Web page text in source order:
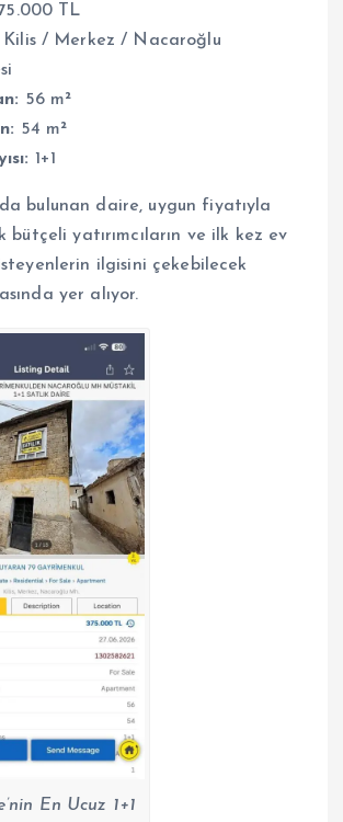
TL
Kilis / Merkez / Nacaroğlu
56 m²
54 m²
1+1
bulunan daire, uygun fiyatıyla
bütçeli yatırımcıların ve ilk kez ev
ilgisini çekebilecek
yer alıyor.
En Ucuz 1+1